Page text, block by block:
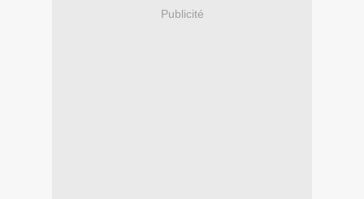
Publicité